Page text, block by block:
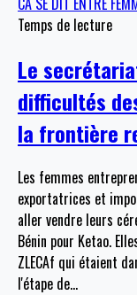
Temps de lecture
Le
difficultés
la frontière
Les femmes
exportatrices et
aller vendre leurs
Bénin pour Ketao.
ZLECAf qui étaient
l'étape de…